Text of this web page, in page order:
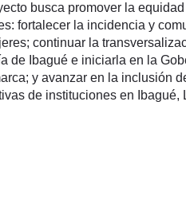
busca promover la
fortalecer la incidencia y
continuar la
de Ibagué e iniciarla en la
y avanzar en la inclusión
de instituciones en Ibagué,